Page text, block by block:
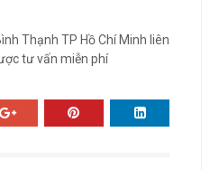
Thạnh TP Hồ Chí Minh liên
tư vấn miễn phí